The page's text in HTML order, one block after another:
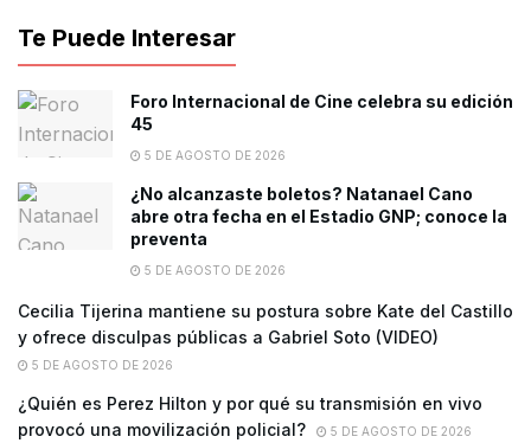
Te Puede Interesar
Foro Internacional de Cine celebra su edición
45
5 DE AGOSTO DE 2026
¿No alcanzaste boletos? Natanael Cano
abre otra fecha en el Estadio GNP; conoce la
preventa
5 DE AGOSTO DE 2026
Cecilia Tijerina mantiene su postura sobre Kate del Castillo
y ofrece disculpas públicas a Gabriel Soto (VIDEO)
5 DE AGOSTO DE 2026
¿Quién es Perez Hilton y por qué su transmisión en vivo
provocó una movilización policial?
5 DE AGOSTO DE 2026